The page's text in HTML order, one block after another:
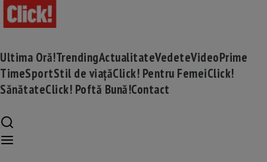
Ultima Oră!TrendingActualitateVedeteVideoPrime
TimeSportStil de viațăClick! Pentru FemeiClick!
SănătateClick! Poftă Bună!Contact